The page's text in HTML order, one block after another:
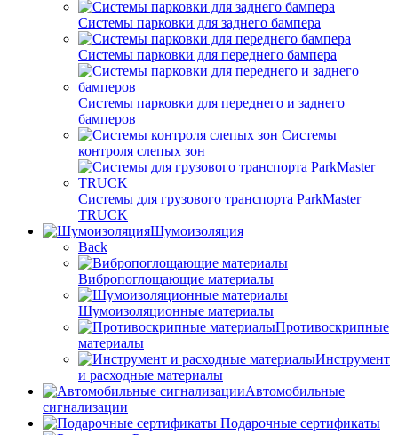
Системы парковки для заднего бампера
Системы парковки для переднего бампера
Системы парковки для переднего и заднего
бамперов
Системы
контроля слепых зон
Системы для грузового транспорта ParkMaster
TRUCK
Шумоизоляция
Back
Вибропоглощающие материалы
Шумоизоляционные материалы
Противоскрипные
материалы
Инструмент
и расходные материалы
Автомобильные
сигнализации
Подарочные сертификаты